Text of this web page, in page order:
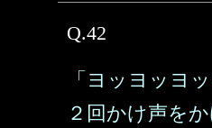
Q.42
「ヨッヨッヨ
２回かけ声を